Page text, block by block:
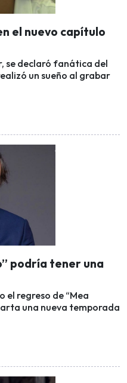
el nuevo capítulo
se declaró fanática del
un sueño al grabar
podría tener una
el regreso de “Mea
una nueva temporada